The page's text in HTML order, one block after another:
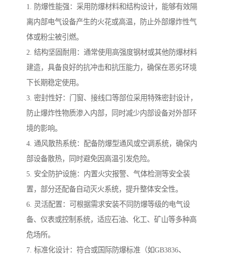
1. 防爆性能强：采用防爆材料和结构设计，能够有效隔
离内部电气设备产生的火花或高温，防止外部爆炸性气
体或粉尘被引燃。
2. 结构坚固耐用：通常使用高强度钢材或其他防爆材料
建造，具备良好的抗冲击和抗压能力，确保在恶劣环境
下长期稳定使用。
3. 密封性好：门窗、接线口等部位采用特殊密封设计，
防止爆炸性物质渗入内部，同时减少内部设备对外部环
境的影响。
4. 通风散热系统：配备防爆型通风或空调系统，确保内
部设备散热，同时避免因高温引发危险。
5. 安全防护设施：内置火灾报警、气体检测等安全装
置，部分还配备自动灭火系统，提升整体安全性。
6. 灵活配置：可根据需求安装不同防爆等级的电气设
备、仪表或控制系统，适应石油、化工、矿山等多种高
危场所。
7. 标准化设计：符合或国际防爆标准（如GB3836、